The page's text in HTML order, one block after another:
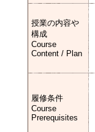
授業の内容や
構成
Course
Content / Plan
履修条件
Course
Prerequisites